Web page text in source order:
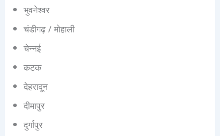
भुवनेश्वर
चंडीगढ़ / मोहाली
चेन्नई
कटक
देहरादून
दीमापुर
दुर्गापुर